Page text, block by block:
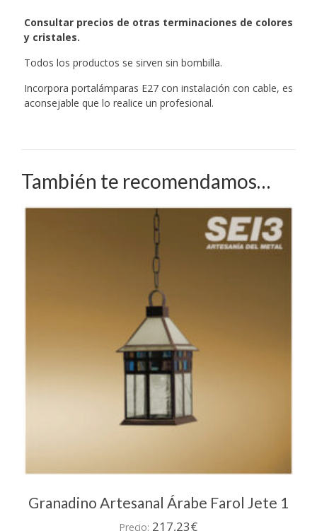
Consultar precios de otras terminaciones de colores
y cristales.
Todos los productos se sirven sin bombilla.
Incorpora portalámparas E27 con instalación con cable, es
aconsejable que lo realice un profesional.
También te recomendamos…
Granadino Artesanal Árabe Farol Jete 1
Precio: 217,23€